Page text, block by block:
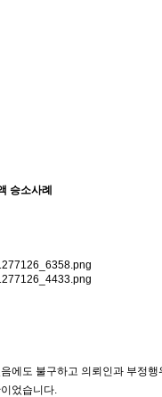
승소사례
에도 불구하고 의뢰인과 부정
었습니다.